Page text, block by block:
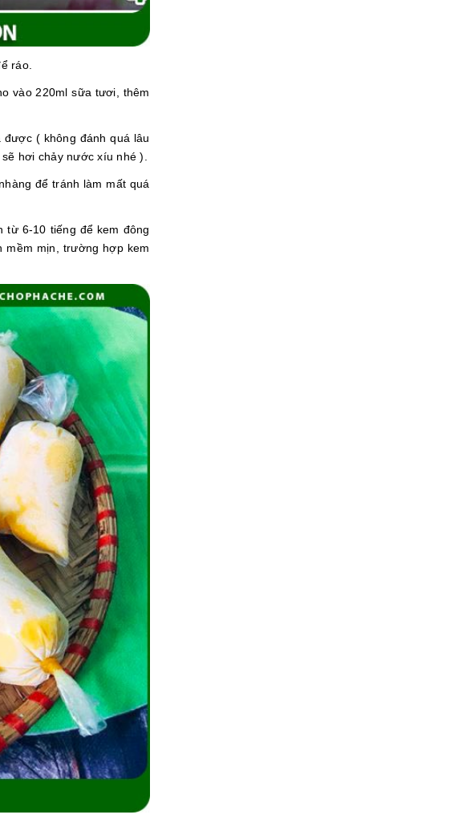
ráo.
vào 220ml sữa tươi, thêm
( không đánh quá lâu
hơi chảy nước xíu nhé ).
để tránh làm mất quá
từ 6-10 tiếng để kem đông
mềm mịn, trường hợp kem